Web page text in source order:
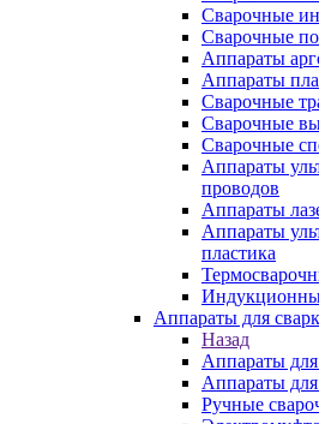
Сварочные
Сварочные
Аппараты
Аппараты
Сварочные
Сварочные
Сварочные
Аппараты
проводов
Аппараты
Аппараты
пластика
Аппараты для
Назад
Аппараты
Аппараты
Ручные